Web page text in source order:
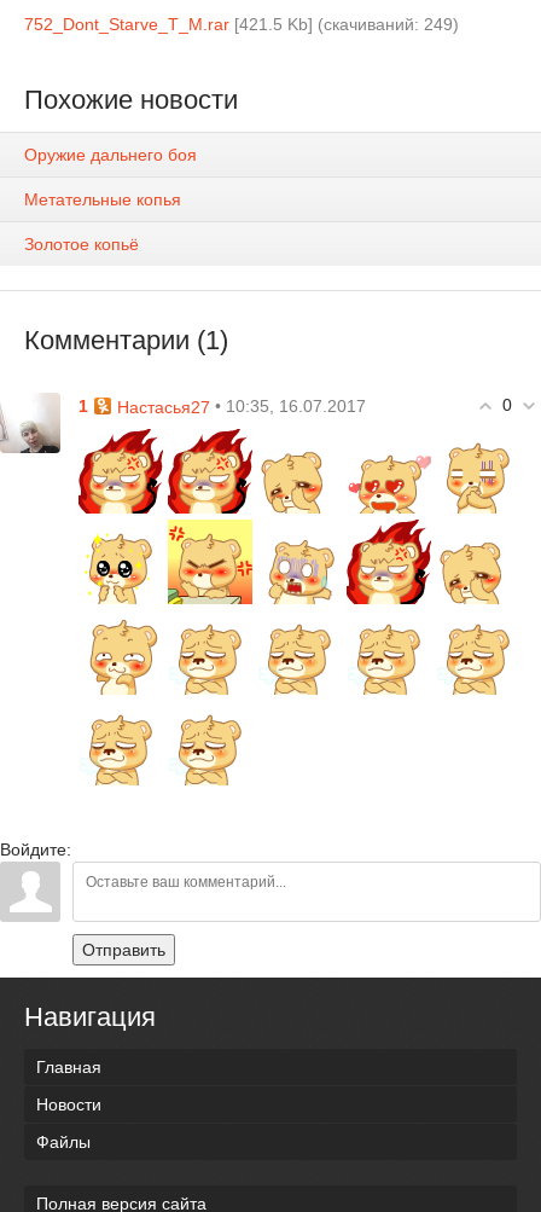
752_Dont_Starve_T_M.rar [421.5 Kb] (cкачиваний: 249)
Похожие новости
Оружие дальнего боя
Метательные копья
Золотое копьё
Комментарии (1)
0
1 Настасья27 • 10:35, 16.07.2017
Войдите:
Отправить
Навигация
Главная
Новости
Файлы
Полная версия сайта